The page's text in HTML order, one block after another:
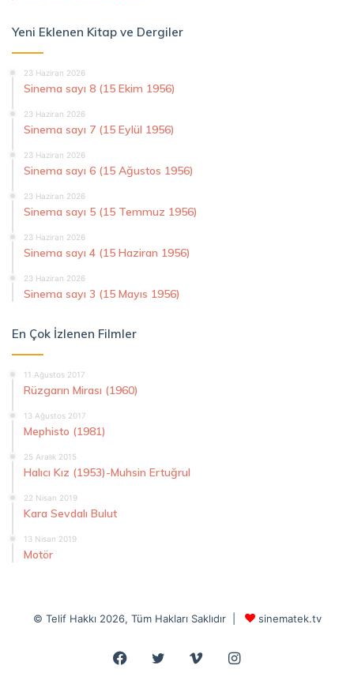
Yeni Eklenen Kitap ve Dergiler
23 Haziran 2026
Sinema sayı 8 (15 Ekim 1956)
23 Haziran 2026
Sinema sayı 7 (15 Eylül 1956)
23 Haziran 2026
Sinema sayı 6 (15 Ağustos 1956)
23 Haziran 2026
Sinema sayı 5 (15 Temmuz 1956)
23 Haziran 2026
Sinema sayı 4 (15 Haziran 1956)
23 Haziran 2026
Sinema sayı 3 (15 Mayıs 1956)
En Çok İzlenen Filmler
11 Ağustos 2017
Rüzgarın Mirası (1960)
13 Ağustos 2017
Mephisto (1981)
25 Aralık 2015
Halıcı Kız (1953)-Muhsin Ertuğrul
22 Nisan 2019
Kara Sevdalı Bulut
13 Nisan 2019
Motör
© Telif Hakkı 2026, Tüm Hakları Saklıdır | sinematek.tv
Facebook
Twitter VimeoInstagram